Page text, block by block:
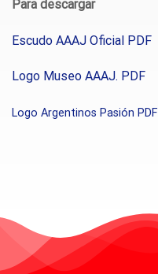
Para descargar
Escudo AAAJ Oficial PDF
Logo Museo AAAJ. PDF
Logo Argentinos Pasión PDF